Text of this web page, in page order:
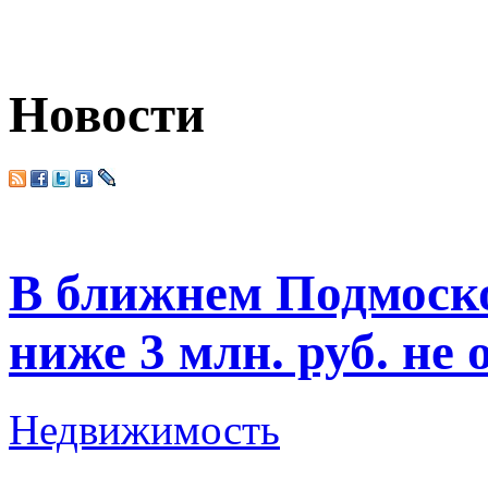
Новости
В ближнем
ниже 3 млн. руб. не
Недвижимость